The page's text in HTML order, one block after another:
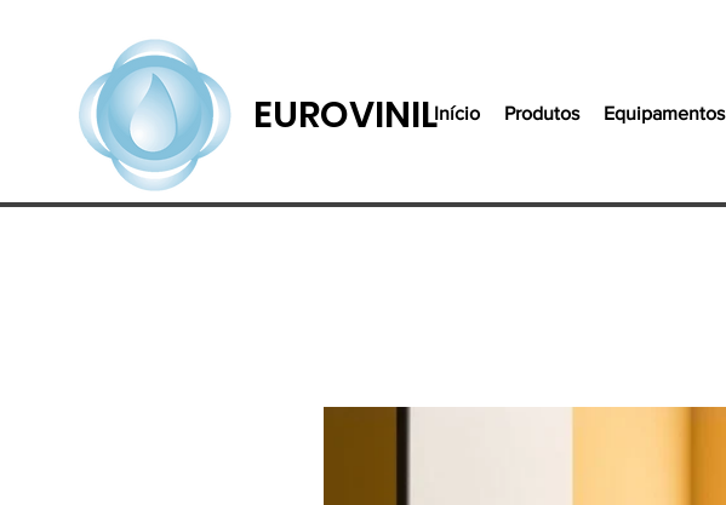
EUROVINILInício Produtos Equipamentos